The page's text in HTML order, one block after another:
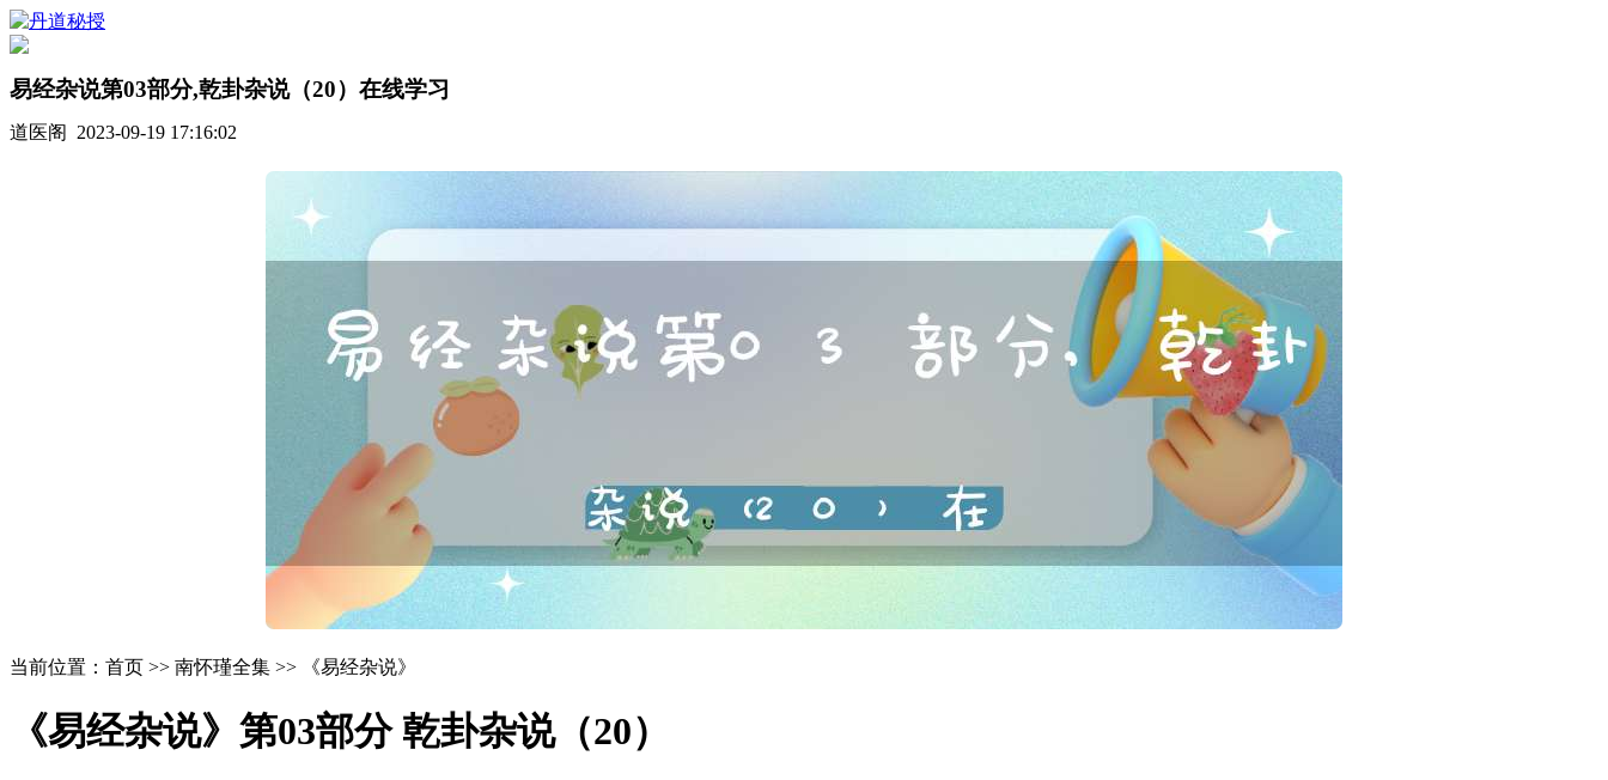
易经杂说第03部分,乾卦杂说（20）在线学习
道医阁 2023-09-19 17:16:02
当前位置：首页 >> 南怀瑾全集 >> 《易经杂说》
《易经杂说》第03部分 乾卦杂说（20）